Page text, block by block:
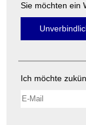
Sie möchten ein
Ich möchte